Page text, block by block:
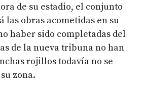
de su estadio, el conjunto
las obras acometidas en su
haber sido completadas del
de la nueva tribuna no han
rojillos todavía no se
zona.